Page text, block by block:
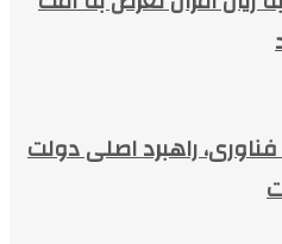
راهبرد اصلی دولت